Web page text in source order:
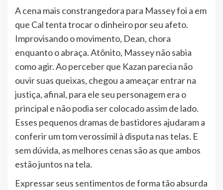
A cena mais constrangedora para Massey foi a em
que Cal tenta trocar o dinheiro por seu afeto.
Improvisando o movimento, Dean, chora
enquanto o abraça. Atônito, Massey não sabia
como agir. Ao perceber que Kazan parecia não
ouvir suas queixas, chegou a ameaçar entrar na
justiça, afinal, para ele seu personagem era o
principal e não podia ser colocado assim de lado.
Esses pequenos dramas de bastidores ajudaram a
conferir um tom verossímil à disputa nas telas. E
sem dúvida, as melhores cenas são as que ambos
estão juntos na tela.
Expressar seus sentimentos de forma tão absurda